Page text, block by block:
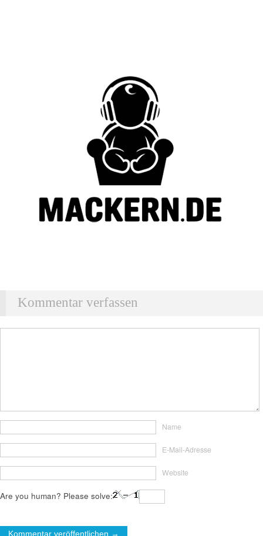
Kommentar verfassen
Name
E-Mail-Adresse
Website
Are you human? Please solve: